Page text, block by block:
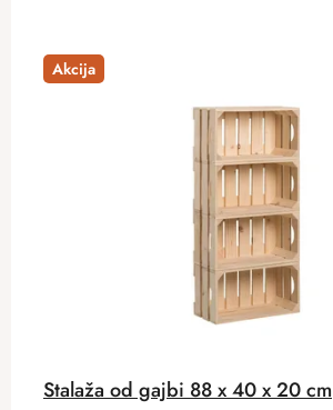
Akcija
Stalaža od gajbi 88 x 40 x 20 cm